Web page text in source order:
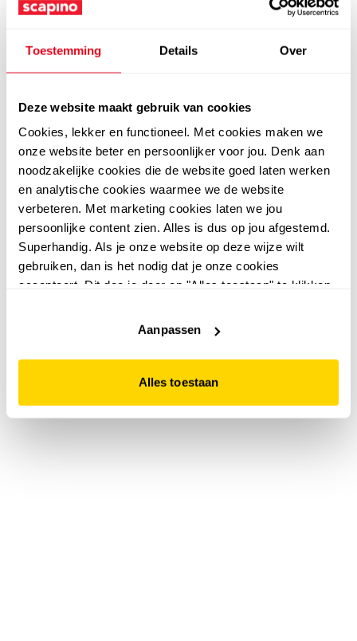
Toestemming Details Over
Deze website maakt gebruik van cookies
Cookies, lekker en functioneel. Met cookies maken we
onze website beter en persoonlijker voor jou. Denk aan
noodzakelijke cookies die de website goed laten werken
en analytische cookies waarmee we de website
verbeteren. Met marketing cookies laten we jou
persoonlijke content zien. Alles is dus op jou afgestemd.
Superhandig. Als je onze website op deze wijze wilt
gebruiken, dan is het nodig dat je onze cookies
accepteert. Dit doe je door op "Alles toestaan" te klikken.
website niet optimaal functioneert.
Aanpassen
Alles toestaan